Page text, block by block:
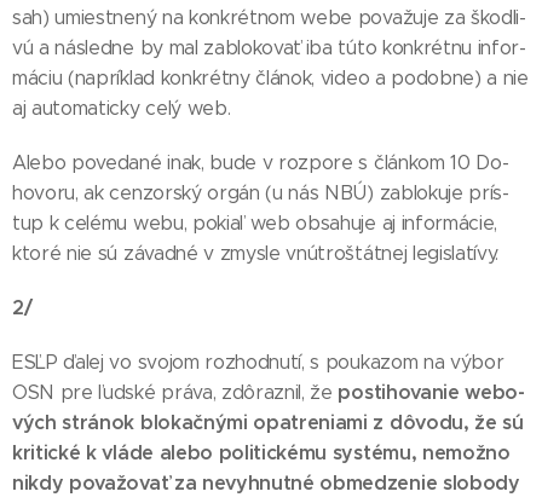
sah) umies­tne­ný na kon­krét­nom webe po­va­žu­je za škod­li­
vú a nás­led­ne by mal za­blo­ko­vať iba tú­to kon­krét­nu in­for­
má­ciu (nap­rík­lad kon­krét­ny člá­nok, vi­deo a po­dob­ne) a nie
aj auto­ma­tic­ky ce­lý web.
Ale­bo po­ve­da­né inak, bu­de v roz­po­re s člán­kom 10 Do­
ho­vo­ru, ak cen­zor­ský or­gán (u nás NBÚ) za­blo­ku­je prís­
tup k ce­lé­mu webu, po­kiaľ web ob­sa­hu­je aj in­for­má­cie,
kto­ré nie sú zá­vad­né v zmys­le vnút­roš­tát­nej le­gis­la­tí­vy.
2/
ESĽP ďa­lej vo svo­jom roz­hod­nu­tí, s pou­ka­zom na vý­bor
OSN pre ľud­ské prá­va, zdô­raz­nil, že pos­ti­ho­va­nie webo­
vých strá­nok blo­kač­ný­mi opat­re­nia­mi z dô­vo­du, že sú
kri­tic­ké k vlá­de ale­bo po­li­tic­ké­mu sys­té­mu, ne­mož­no
nik­dy po­va­žo­vať za ne­vyh­nut­né ob­me­dzenie slo­bo­dy